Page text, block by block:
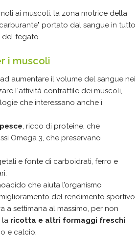
ai muscoli: la zona motrice della
portato dal sangue in tutto
del fegato.
i muscoli
aumentare il volume del sangue nei
l'attività contrattile dei muscoli,
che interessano anche i
pesce, ricco di proteine, che
Omega 3, che preservano
e fonte di carboidrati, ferro e
che aiuta l’organismo
del rendimento sportivo
a settimana al massimo, per non
la ricotta e altri formaggi freschi
e calcio.